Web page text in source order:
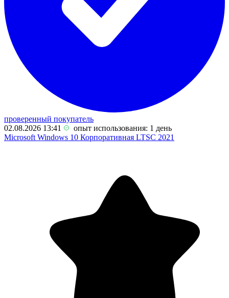
проверенный покупатель
02.08.2026 13:41
опыт использования: 1 день
Microsoft Windows 10 Корпоративная LTSC 2021